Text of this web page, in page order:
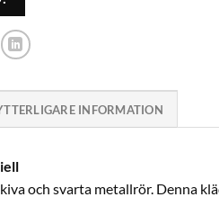
INFORMATION
och svarta metallrör. Denna